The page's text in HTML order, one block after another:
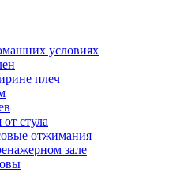
условиях
плеч
стула
отжимания
зале